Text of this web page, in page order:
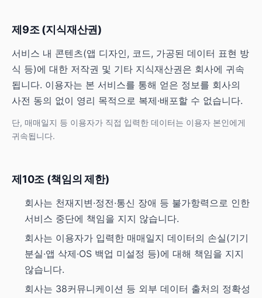
제9조 (지식재산권)
서비스 내 콘텐츠(앱 디자인, 코드, 가공된 데이터 표현 방
식 등)에 대한 저작권 및 기타 지식재산권은 회사에 귀속
됩니다. 이용자는 본 서비스를 통해 얻은 정보를 회사의
사전 동의 없이 영리 목적으로 복제·배포할 수 없습니다.
단, 매매일지 등 이용자가 직접 입력한 데이터는 이용자 본인에게
귀속됩니다.
제10조 (책임의 제한)
회사는 천재지변·정전·통신 장애 등 불가항력으로 인한
서비스 중단에 책임을 지지 않습니다.
회사는 이용자가 입력한 매매일지 데이터의 손실(기기
분실·앱 삭제·OS 백업 미설정 등)에 대해 책임을 지지
않습니다.
회사는 38커뮤니케이션 등 외부 데이터 출처의 정확성